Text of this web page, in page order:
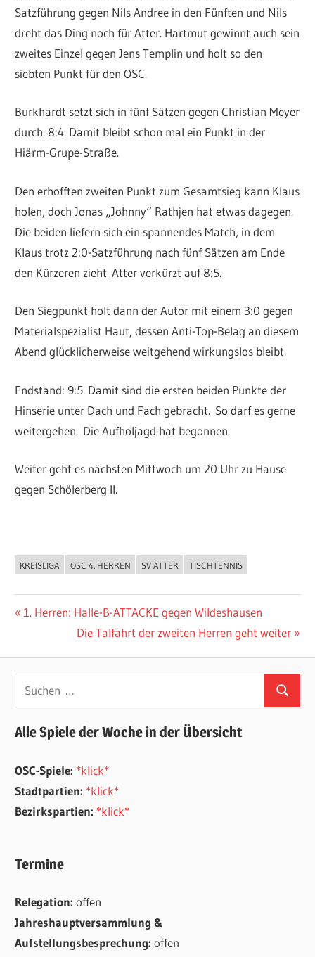
Satzführung gegen Nils Andree in den Fünften und Nils
dreht das Ding noch für Atter. Hartmut gewinnt auch sein
zweites Einzel gegen Jens Templin und holt so den
siebten Punkt für den OSC.
Burkhardt setzt sich in fünf Sätzen gegen Christian Meyer
durch. 8:4. Damit bleibt schon mal ein Punkt in der
Hiärm-Grupe-Straße.
Den erhofften zweiten Punkt zum Gesamtsieg kann Klaus
holen, doch Jonas „Johnny“ Rathjen hat etwas dagegen.
Die beiden liefern sich ein spannendes Match, in dem
Klaus trotz 2:0-Satzführung nach fünf Sätzen am Ende
den Kürzeren zieht. Atter verkürzt auf 8:5.
Den Siegpunkt holt dann der Autor mit einem 3:0 gegen
Materialspezialist Haut, dessen Anti-Top-Belag an diesem
Abend glücklicherweise weitgehend wirkungslos bleibt.
Endstand: 9:5. Damit sind die ersten beiden Punkte der
Hinserie unter Dach und Fach gebracht. So darf es gerne
weitergehen. Die Aufholjagd hat begonnen.
Weiter geht es nächsten Mittwoch um 20 Uhr zu Hause
gegen Schölerberg II.
ALLGEMEIN
KREISLIGA OSC 4. HERREN SV ATTER TISCHTENNIS
Beitragsnavigation
Vorheriger
1. Herren: Halle-B-ATTACKE gegen Wildeshausen
Nächster
Die Talfahrt der zweiten Herren geht weiter
Suchen
nach:
Suchen
Alle Spiele der Woche in der Übersicht
OSC-Spiele: *klick*
Stadtpartien: *klick*
Bezirkspartien: *klick*
Termine
Relegation:offen
Jahreshauptversammlung &
Aufstellungsbesprechung:offen